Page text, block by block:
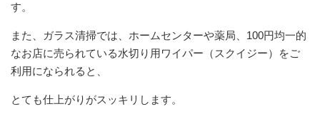
す。
また、ガラス清掃では、ホームセンターや薬局、100円均一的
なお店に売られている水切り用ワイパー（スクイジー）をご
利用になられると、
とても仕上がりがスッキリします。